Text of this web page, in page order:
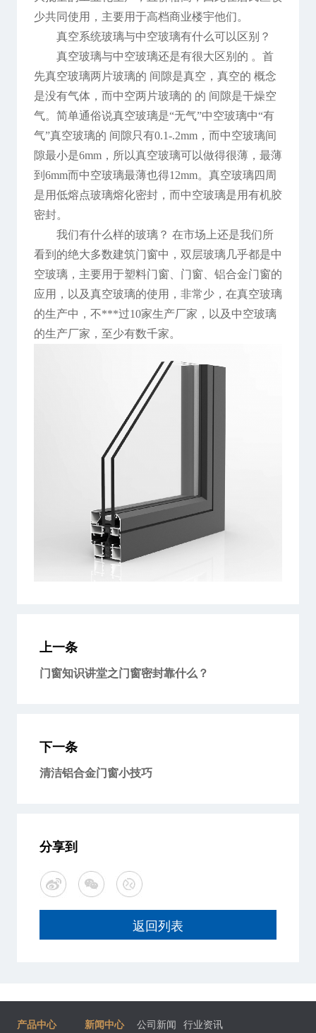
少共同使用，主要用于高档商业楼宇他们。
真空系统玻璃与中空玻璃有什么可以区别？
真空玻璃与中空玻璃还是有很大区别的 。首
先真空玻璃两片玻璃的 间隙是真空，真空的 概念
是没有气体，而中空两片玻璃的 的 间隙是干燥空
气。简单通俗说真空玻璃是“无气”中空玻璃中“有
气”真空玻璃的 间隙只有0.1-.2mm，而中空玻璃间
隙最小是6mm，所以真空玻璃可以做得很薄，最薄
到6mm而中空玻璃最薄也得12mm。真空玻璃四周
是用低熔点玻璃熔化密封，而中空玻璃是用有机胶
密封。
我们有什么样的玻璃？ 在市场上还是我们所
看到的绝大多数建筑门窗中，双层玻璃几乎都是中
空玻璃，主要用于塑料门窗、门窗、铝合金门窗的
应用，以及真空玻璃的使用，非常少，在真空玻璃
的生产中，不***过10家生产厂家，以及中空玻璃
的生产厂家，至少有数千家。
上一条
门窗知识讲堂之门窗密封靠什么？
下一条
清洁铝合金门窗小技巧
分享到
返回列表
产品中心 新闻中心 公司新闻 行业资讯